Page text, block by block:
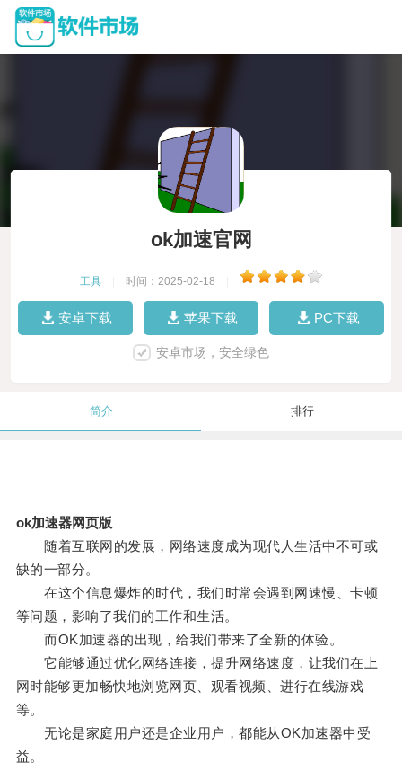
ok加速官网
工具 时间：2025-02-18
安卓下载 苹果下载 PC下载
安卓市场，安全绿色
简介 排行
ok加速器网页版
随着互联网的发展，网络速度成为现代人生活中不可或
缺的一部分。
在这个信息爆炸的时代，我们时常会遇到网速慢、卡顿
等问题，影响了我们的工作和生活。
而OK加速器的出现，给我们带来了全新的体验。
它能够通过优化网络连接，提升网络速度，让我们在上
网时能够更加畅快地浏览网页、观看视频、进行在线游戏
等。
无论是家庭用户还是企业用户，都能从OK加速器中受
益。